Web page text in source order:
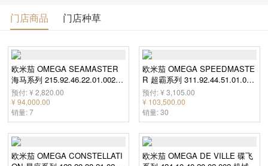
门店商品 门店种草
欧米茄 OMEGA SEAMASTER
海马系列 215.92.46.22.01.002
机械
预付: ¥ 2,820.00
¥ 94,000.00
销量: 7
欧米茄 OMEGA SPEEDMASTE
R 超霸系列 311.92.44.51.01.007
机械
预付: ¥ 3,105.00
¥ 103,500.00
销量: 30
欧米茄 OMEGA CONSTELLATI
欧米茄 OMEGA DE VILLE 碟飞